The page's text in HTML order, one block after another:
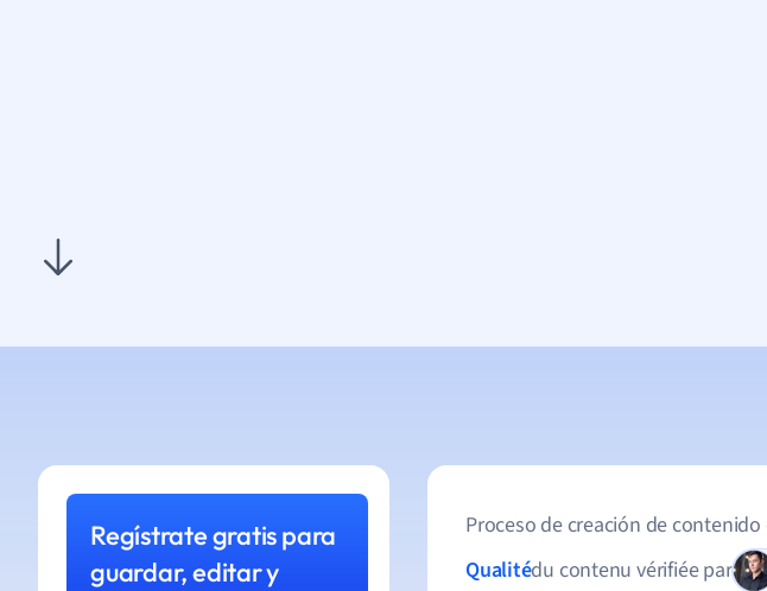
Regístrate gratis para
guardar, editar y
Proceso de creación de
Qualitédu contenu vérifiée par